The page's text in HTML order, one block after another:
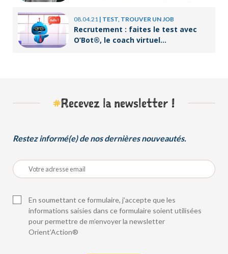
08.04.21 | TEST, TROUVER UN JOB
Recrutement : faites le test avec
O’Bot®, le coach virtuel
#Recevez la newsletter !
Restez informé(e) de nos dernières nouveautés.
En soumettant ce formulaire, j’accepte que les
informations saisies dans ce formulaire soient utilisées
pour permettre de m’envoyer la newsletter
Orient’Action®